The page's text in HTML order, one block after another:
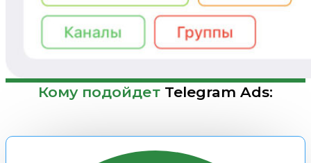
Кому подойдет Telegram Ads: